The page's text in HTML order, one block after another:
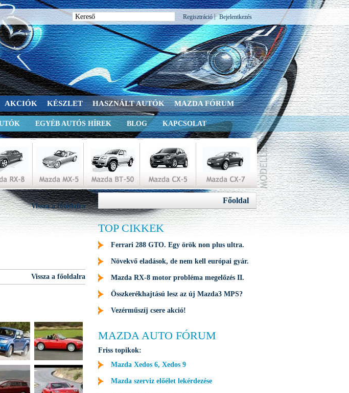
Bejelentkezés
|
Regisztráció
AKCIÓK KÉSZLET HASZNÁLT AUTÓK MAZDA FÓRUM
EGYÉB AUTÓS HÍREK BLOG KAPCSOLAT
Vissza a főoldalra
Vissza a főoldalra
Főoldal
TOP CIKKEK
Ferrari 288 GTO. Egy örök non plus ultra.
Növekvő eladások, de nem kell európai gyár.
Mazda RX-8 motor probléma megelőzés II.
Összkerékhajtású lesz az új Mazda3 MPS?
Vezérműszíj csere akció!
MAZDA AUTO FÓRUM
Friss topikok:
Mazda Xedos 6, Xedos 9
Mazda szerviz előélet lekérdezése